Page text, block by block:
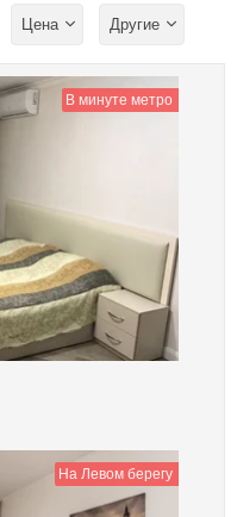
Цена Другие
В минуте метро
На Левом берегу